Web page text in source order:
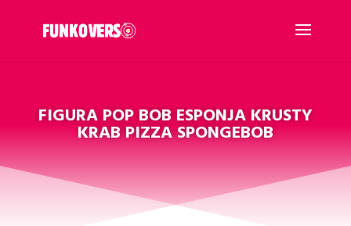
FIGURA POP BOB ESPONJA KRUSTY
KRAB PIZZA SPONGEBOB